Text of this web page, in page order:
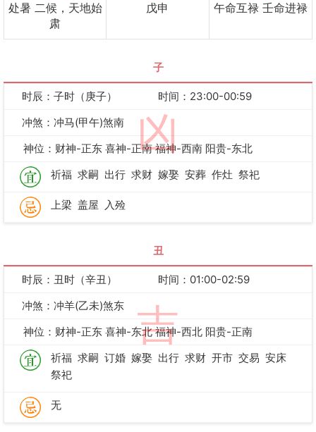
处暑 二候，天地始
肃
戊申
午命互禄 壬命进禄
子
凶
时辰：子时（庚子）
时间：23:00-00:59
冲煞：冲马(甲午)煞南
神位：财神-正东 喜神-正南 福神-西南 阳贵-东北
祈福 求嗣 出行 求财 嫁娶 安葬 作灶 祭祀
上梁 盖屋 入殓
丑
吉
时辰：丑时（辛丑）
时间：01:00-02:59
冲煞：冲羊(乙未)煞东
神位：财神-正东 喜神-东北 福神-西北 阳贵-正南
祈福 求嗣 订婚 嫁娶 出行 求财 开市 交易 安床
祭祀
无